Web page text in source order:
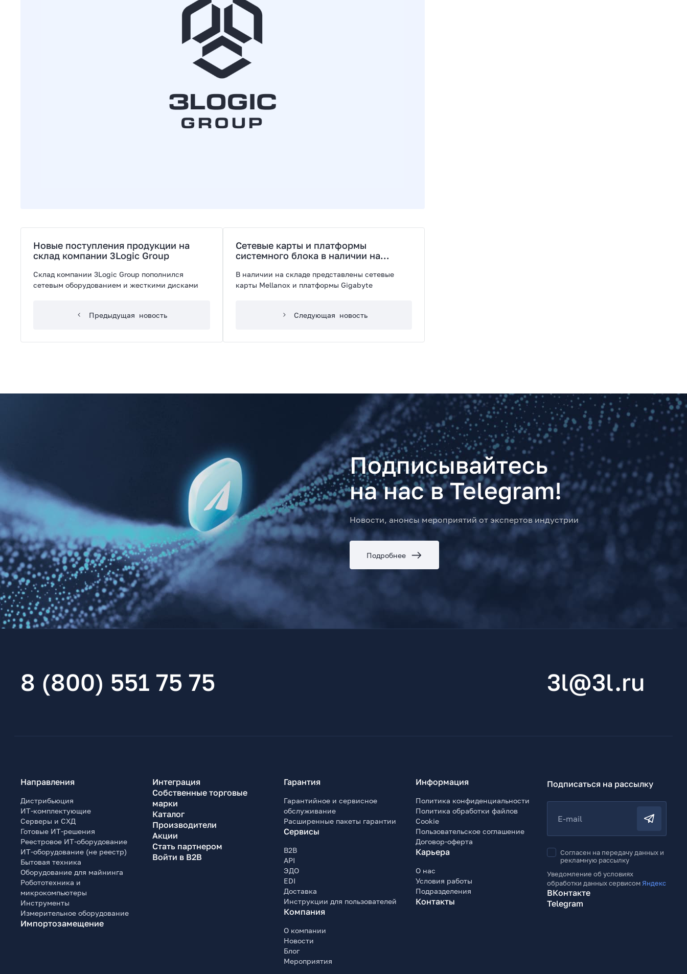
Новые поступления продукции на
склад компании 3Logic Group
Склад компании 3Logic Group пополнился
сетевым оборудованием и жесткими дисками
Предыдущая новость
Сетевые карты и платформы
системного блока в наличии на
В наличии на складе представлены сетевые
карты Mellanox и платформы Gigabyte
Следующая новость
Подписывайтесь
на нас в Telegram!
Новости, анонсы мероприятий от экспертов индустрии
Подробнее
8 (800) 551 75 75 3l@3l.ru
Направления
Дистрибьюция
ИТ-комплектующие
Серверы и СХД
Готовые ИТ-решения
Реестровое ИТ-оборудование
ИТ-оборудование (не реестр)
Бытовая техника
Оборудование для майнинга
Робототехника и
микрокомпьютеры
Инструменты
Измерительное оборудование
Импортозамещение
Интеграция
Собственные торговые
марки
Каталог
Производители
Акции
Стать партнером
Войти в B2B
Гарантия
Гарантийное и сервисное
обслуживание
Расширенные пакеты гарантии
Сервисы
B2B
API
ЭДО
EDI
Доставка
Инструкции для пользователей
Компания
О компании
Новости
Блог
Мероприятия
Информация
Политика конфиденциальности
Политика обработки файлов
Cookie
Пользовательское соглашение
Договор-оферта
Карьера
О нас
Условия работы
Подразделения
Контакты
Подписаться на рассылку
E-mail
Согласен на передачу данных и
рекламную рассылку
Уведомление об условиях
обработки данных сервисом Яндекс
ВКонтакте
Telegram